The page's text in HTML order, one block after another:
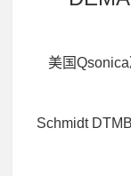
美国
Schmidt